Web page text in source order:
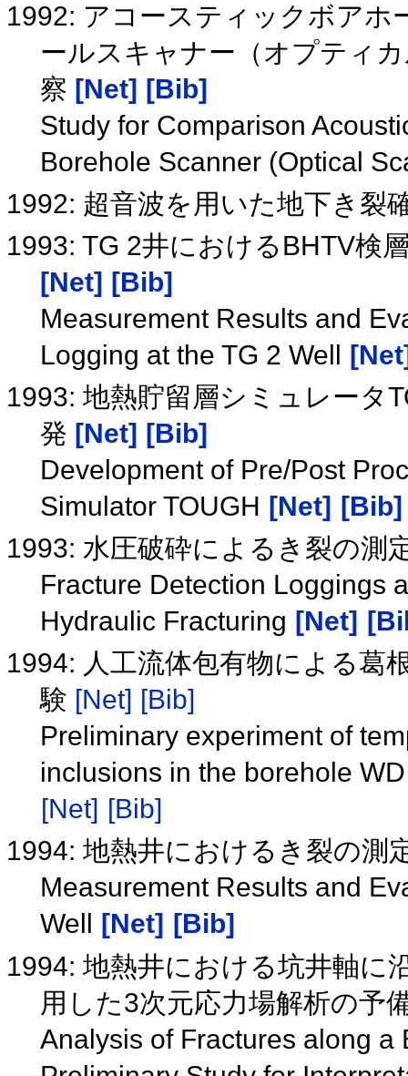
1992: アコースティックボアホ
ールスキャナー（オプティ
察 [Net] [Bib]
Study for Comparison
Borehole Scanner (Optical
1992: 超音波を用いた地下き裂
1993: TG 2井におけるBHTV検
[Net] [Bib]
Measurement Results and
Logging at the TG 2 Well
1993: 地熱貯留層シミュレータ
発 [Net] [Bib]
Development of Pre/Post
Simulator TOUGH [Net]
[Bib]
1993: 水圧破砕によるき裂の測
Fracture Detection Loggings
Hydraulic Fracturing [Net]
1994: 人工流体包有物による葛
験 [Net] [Bib]
Preliminary experiment of
inclusions in the borehole
[Net] [Bib]
1994: 地熱井におけるき裂の測
Measurement Results and
Well
[Net]
[Bib]
1994: 地熱井における坑井軸に
用した3次元応力場解析の予
Analysis of Fractures along a